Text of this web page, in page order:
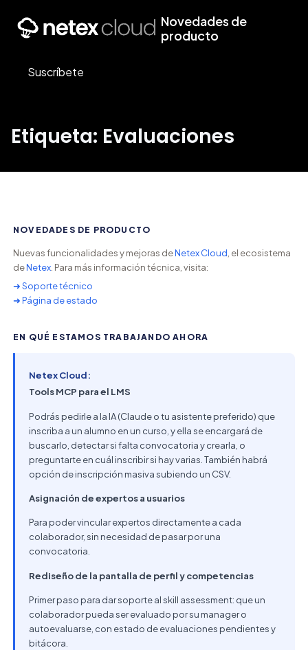
Novedades de
producto
Suscríbete
Etiqueta: Evaluaciones
NOVEDADES DE PRODUCTO
Nuevas funcionalidades y mejoras deNetex Cloud , el ecosistema
deNetex. Para más información técnica, visita:
➜ Soporte técnico
➜ Página de estado
EN QUÉ ESTAMOS TRABAJANDO AHORA
Netex Cloud:
Tools MCP para el LMS
Podrás pedirle a la IA (Claude o tu asistente preferido) que
inscriba a un alumno en un curso, y ella se encargará de
buscarlo, detectar si falta convocatoria y crearla, o
preguntarte en cuál inscribir si hay varias. También habrá
opción de inscripción masiva subiendo un CSV.
Asignación de expertos a usuarios
Para poder vincular expertos directamente a cada
colaborador, sin necesidad de pasar por una
convocatoria.
Rediseño de la pantalla de perfil y competencias
Primer paso para dar soporte al skill assessment: que un
colaborador pueda ser evaluado por su manager o
autoevaluarse, con estado de evaluaciones pendientes y
bitácora.